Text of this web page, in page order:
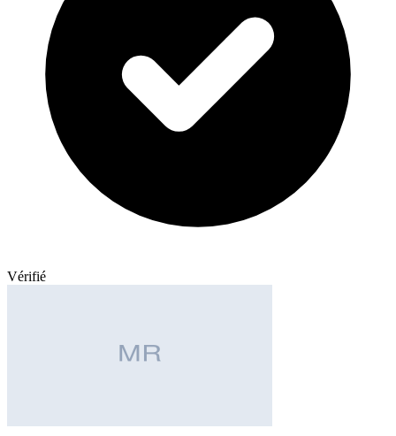
Vérifié